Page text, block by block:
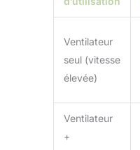
Ventilateur
seul (vitesse
élevée)
Ventilateur
+